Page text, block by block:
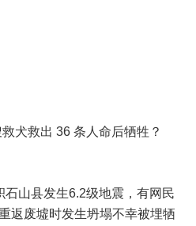
犬救出 36 条人命后牺牲？
山县发生6.2级地震，有网民
返废墟时发生坍塌不幸被埋牺